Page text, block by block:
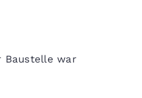
Baustelle war